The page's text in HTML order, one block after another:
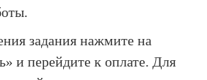
задания нажмите на
и перейдите к оплате. Для